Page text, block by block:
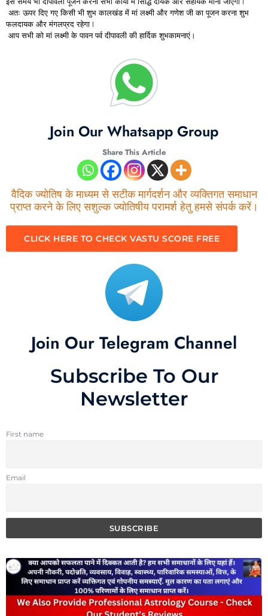
अतः ऊपर दिए गए किसी भी शुभ कालखंड में मां लक्ष्मी और गणेश जी का पूजन करना शुभ
फलदायक और मंगलप्रद रहेगा I
आप सभी को मां लक्ष्मी के पावन पर्व दीपावली की हार्दिक शुभकामनाएं।
Join Our Whatsapp Group
Share This Article
वैदिक ज्योतिष के माध्यम से सटीक मार्गदर्शन और व्यक्तिगत समाधान
प्राप्त करने के लिए सशुल्क ज्योतिषीय परामर्श हेतु हमसे संपर्क करें।
CLICK HERE TO CHECK VASTU SCORE FREE
Join Our Telegram Channel
Subscribe To Our
Newsletter
First name
Email